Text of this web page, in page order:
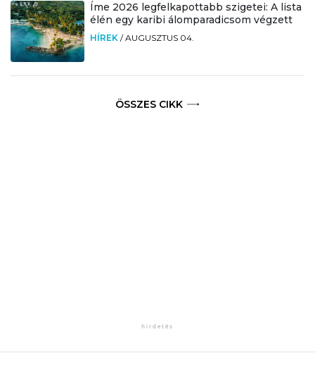
Íme 2026 legfelkapottabb szigetei: A lista
élén egy karibi álomparadicsom végzett
HÍREK /AUGUSZTUS 04.
ÖSSZES CIKK